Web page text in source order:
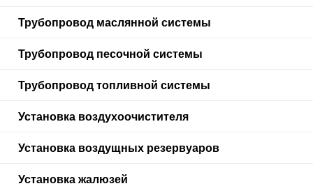
Трубопровод маслянной системы
Трубопровод песочной системы
Трубопровод топливной системы
Установка воздухоочистителя
Установка воздущных резервуаров
Установка жалюзей